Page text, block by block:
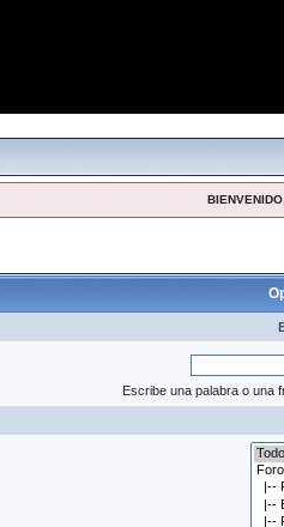
Escribe una palabra o una